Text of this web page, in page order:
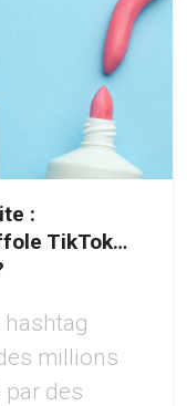
:
TikTok…
millions
par des